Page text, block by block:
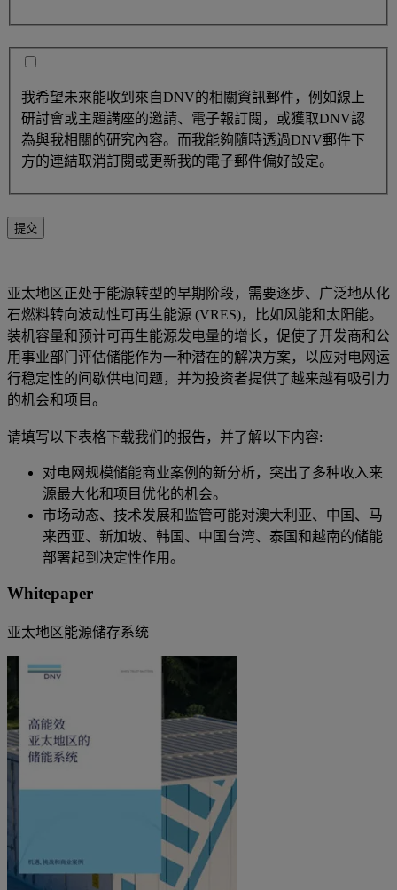
我希望未來能收到來自DNV的相關資訊郵件，例如線上
研討會或主題講座的邀請、電子報訂閱，或獲取DNV認
為與我相關的研究內容。而我能夠隨時透過DNV郵件下
方的連結取消訂閱或更新我的電子郵件偏好設定。
提交
亚太地区正处于能源转型的早期阶段，需要逐步、广泛地从化
石燃料转向波动性可再生能源 (VRES)，比如风能和太阳能。
装机容量和预计可再生能源发电量的增长，促使了开发商和公
用事业部门评估储能作为一种潜在的解决方案，以应对电网运
行稳定性的间歇供电问题，并为投资者提供了越来越有吸引力
的机会和项目。
请填写以下表格下载我们的报告，并了解以下内容:
对电网规模储能商业案例的新分析，突出了多种收入来
源最大化和项目优化的机会。
市场动态、技术发展和监管可能对澳大利亚、中国、马
来西亚、新加坡、韩国、中国台湾、泰国和越南的储能
部署起到决定性作用。
Whitepaper
亚太地区能源储存系统